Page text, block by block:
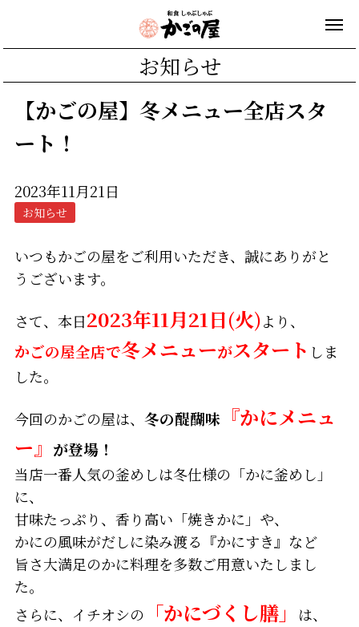
お知らせ
【かごの屋】冬メニュー全店スタ
ート！
2023年11月21日
お知らせ
いつもかごの屋をご利用いただき、誠にありがと
うございます。
さて、本日2023年11月21日(火)より、
かごの屋全店で冬メニューがスタート しま
した。
今回のかごの屋は、 冬の醍醐味『かにメニュ
ー』 が登場！
当店一番人気の釜めしは冬仕様の「かに釜めし」
に、
甘味たっぷり、香り高い「焼きかに」や、
かにの風味がだしに染み渡る『かにすき』など
旨さ大満足のかに料理を多数ご用意いたしまし
た。
さらに、イチオシの
「かにづくし膳」
は、